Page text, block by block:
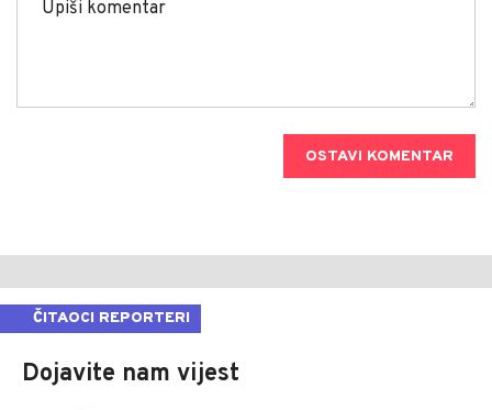
OSTAVI KOMENTAR
ČITAOCI REPORTERI
Dojavite nam vijest